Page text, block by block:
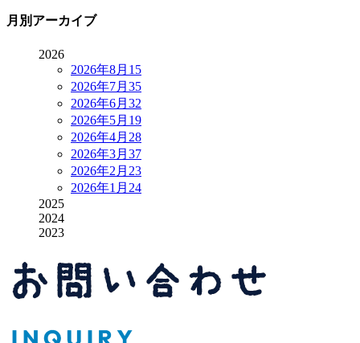
月別アーカイブ
2026
2026年8月 15
2026年7月 35
2026年6月 32
2026年5月 19
2026年4月 28
2026年3月 37
2026年2月 23
2026年1月 24
2025
2024
2023